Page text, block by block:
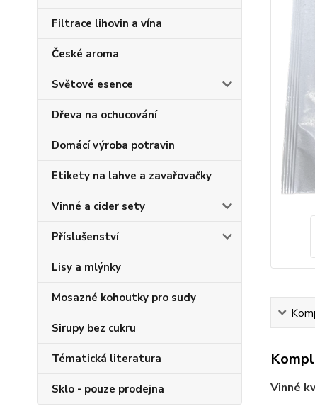
Filtrace lihovin a vína
České aroma
Světové esence
Dřeva na ochucování
Domácí výroba potravin
Etikety na lahve a zavařovačky
Vinné a cider sety
Příslušenství
Lisy a mlýnky
Mosazné kohoutky pro sudy
Sirupy bez cukru
Tématická literatura
Sklo - pouze prodejna
Vinné